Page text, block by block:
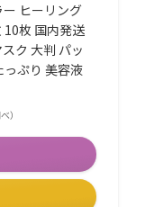
ー ヒーリング
10枚 国内発送
ク 大判 パッ
っぷり 美容液
）